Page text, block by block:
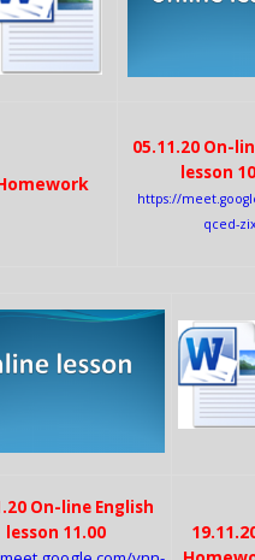
05.11.20 On-
lesson
https://
qced-
On-line English
lesson 11.00